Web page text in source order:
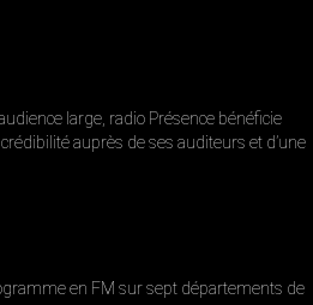
large, radio Présence bénéficie
auprès de ses auditeurs et d’une
en FM sur sept départements de